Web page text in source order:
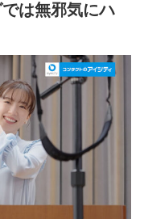
は無邪気にハ